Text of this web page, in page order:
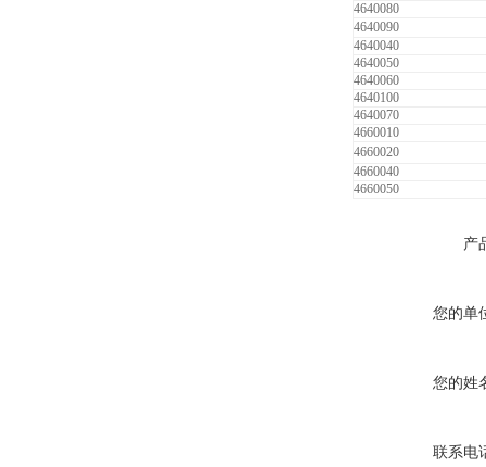
4640080
4640090
4640040
4640050
4640060
4640100
4640070
4660010
4660020
4660040
4660050
产
您的单
您的姓
联系电